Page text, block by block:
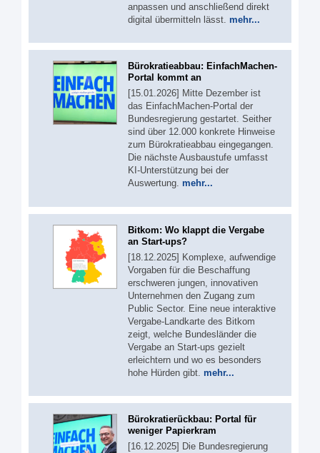
anpassen und anschließend direkt
digital übermitteln lässt. mehr...
Bürokratieabbau: EinfachMachen-
Portal kommt an
[15.01.2026] Mitte Dezember ist
das EinfachMachen-Portal der
Bundesregierung gestartet. Seither
sind über 12.000 konkrete Hinweise
zum Bürokratieabbau eingegangen.
Die nächste Ausbaustufe umfasst
KI-Unterstützung bei der
Auswertung. mehr...
Bitkom: Wo klappt die Vergabe
an Start-ups?
[18.12.2025] Komplexe, aufwendige
Vorgaben für die Beschaffung
erschweren jungen, innovativen
Unternehmen den Zugang zum
Public Sector. Eine neue interaktive
Vergabe-Landkarte des Bitkom
zeigt, welche Bundesländer die
Vergabe an Start-ups gezielt
erleichtern und wo es besonders
hohe Hürden gibt. mehr...
Bürokratierückbau: Portal für
weniger Papierkram
[16.12.2025] Die Bundesregierung